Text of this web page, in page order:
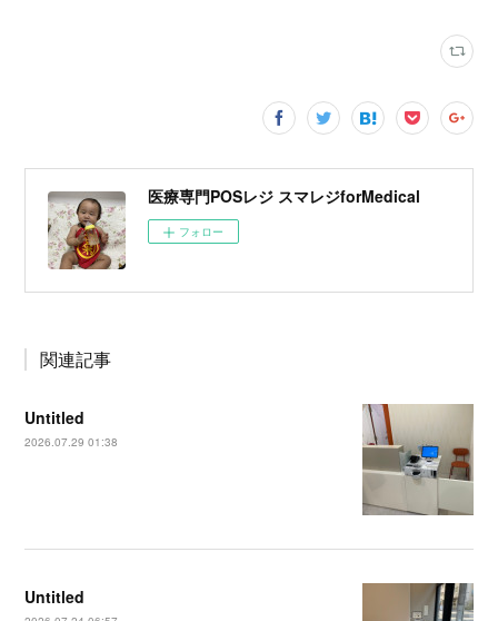
医療専門POSレジ スマレジforMedical
フォロー
関連記事
Untitled
2026.07.29 01:38
Untitled